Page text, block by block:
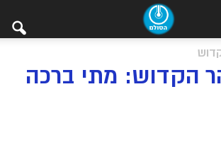
הקדוש: מתי ברכה